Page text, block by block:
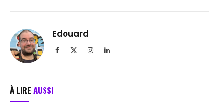
Edouard
Facebook InstagramLinkedIn
À LIRE AUSSI